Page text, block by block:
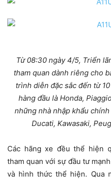
Từ 08:30 ngày 4/5, Triển
tham quan dành riêng cho
trình diễn đặc sắc đến từ
hàng đầu là Honda,
những nhà nhập khẩu
Ducati, Kawasaki,
Các hãng xe đều thể hiện
tham quan với sự đầu tư
và hình thức thể hiện. Qua